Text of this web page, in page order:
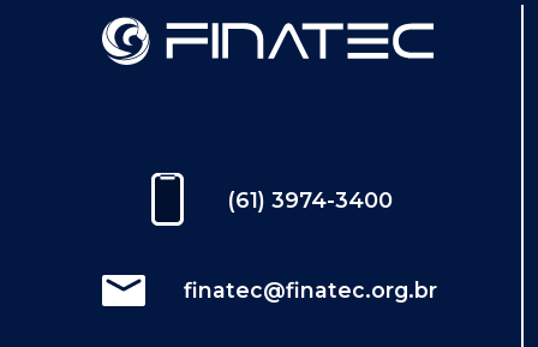
(61) 3974-3400
finatec@finatec.org.br